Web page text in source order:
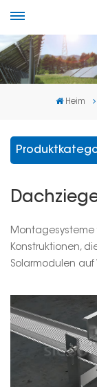
Heim
Montagesysteme
Konstruktionen,
Solarmodulen